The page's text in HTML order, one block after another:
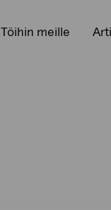
Töihin meille